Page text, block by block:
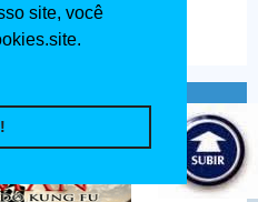
site, você
Fu Dublado 2020